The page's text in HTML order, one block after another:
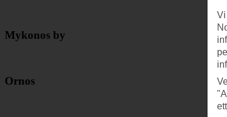
Mykonos by
Ornos
Vi